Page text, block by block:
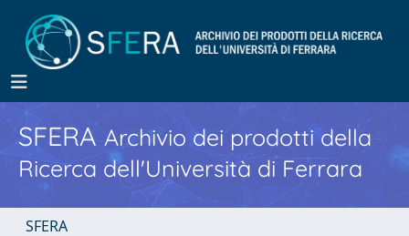
SFERA Archivio dei prodotti della
Ricerca dell'Università di Ferrara
SFERA